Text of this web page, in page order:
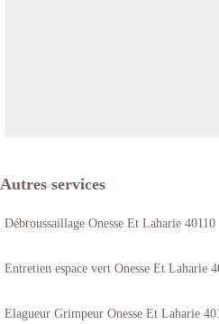
Autres services
Débroussaillage Onesse Et Laharie 40110
Entretien espace vert Onesse Et Laharie
Elagueur Grimpeur Onesse Et Laharie